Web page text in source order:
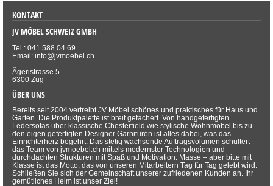
KONTAKT
JV MÖBEL SCHWEIZ GMBH
Tel.: 041 588 04 69
Email: info@jvmoebel.ch
Ägeristrasse 5
6300 Zug
ÜBER UNS
Bereits seit 2004 vertreibt JV Möbel schönes und praktisches für Haus und
Garten. Die Produktpalette ist breit gefächert. Von handgefertigten
Ledersofas über klassische Chesterfield wie stylische Wohnmöbel bis zu
den eigen gefertigten Designer Garnituren ist alles dabei, was das
Einrichterherz begehrt. Das stetig wachsende Auftragsvolumen schultert
das Team von jvmoebel.ch mittels modernster Technologien und
durchdachten Strukturen mit Spaß und Motivation. Masse – aber bitte mit
Klasse ist das Motto, das von unseren Mitarbeitern Tag für Tag gelebt wird.
Schließen Sie sich der Gemeinschaft unserer zufriedenen Kunden an. Ihr
gemütliches Heim ist unser Ziel!